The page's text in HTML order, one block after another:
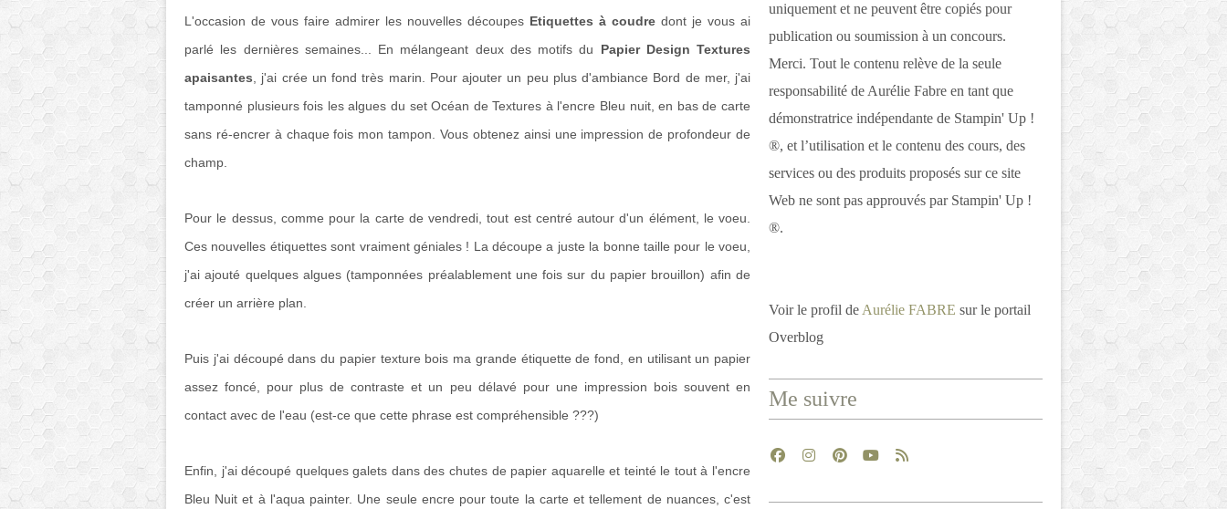
L'occasion de vous faire admirer les nouvelles découpes Etiquettes à coudre dont je vous ai
parlé les dernières semaines... En mélangeant deux des motifs du Papier Design Textures
apaisantes , j'ai crée un fond très marin. Pour ajouter un peu plus d'ambiance Bord de mer, j'ai
tamponné plusieurs fois les algues du set Océan de Textures à l'encre Bleu nuit, en bas de carte
sans ré-encrer à chaque fois mon tampon. Vous obtenez ainsi une impression de profondeur de
champ.
Pour le dessus, comme pour la carte de vendredi, tout est centré autour d'un élément, le voeu.
Ces nouvelles étiquettes sont vraiment géniales ! La découpe a juste la bonne taille pour le voeu,
j'ai ajouté quelques algues (tamponnées préalablement une fois sur du papier brouillon) afin de
créer un arrière plan.
Puis j'ai découpé dans du papier texture bois ma grande étiquette de fond, en utilisant un papier
assez foncé, pour plus de contraste et un peu délavé pour une impression bois souvent en
contact avec de l'eau (est-ce que cette phrase est compréhensible ???)
Enfin, j'ai découpé quelques galets dans des chutes de papier aquarelle et teinté le tout à l'encre
Bleu Nuit et à l'aqua painter. Une seule encre pour toute la carte et tellement de nuances, c'est
uniquement et ne peuvent être copiés pour
publication ou soumission à un concours.
Merci. Tout le contenu relève de la seule
responsabilité de Aurélie Fabre en tant que
démonstratrice indépendante de Stampin' Up !
®, et l’utilisation et le contenu des cours, des
services ou des produits proposés sur ce site
Web ne sont pas approuvés par Stampin' Up !
®.
Voir le profil de Aurélie FABRE sur le portail
Overblog
Me suivre